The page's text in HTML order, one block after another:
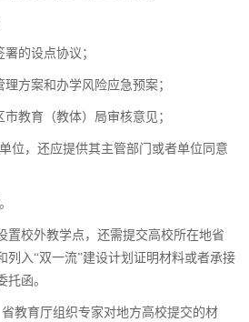
的设点协议；
方案和办学风险应急预案；
教育（教体）局审核意见；
位，还应提供其主管部门或者单位同意
置校外教学点，还需提交高校所在地省
列入“双一流”建设计划证明材料或者承接
函。
省教育厅组织专家对地方高校提交的材